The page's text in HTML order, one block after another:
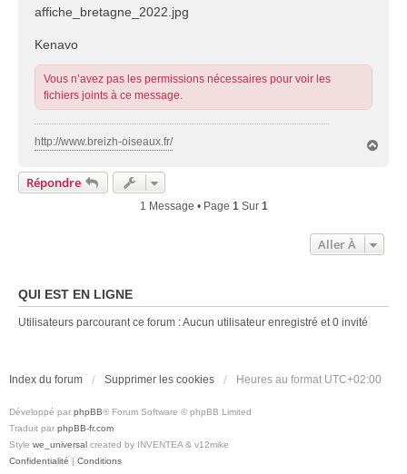
affiche_bretagne_2022.jpg
Kenavo
Vous n’avez pas les permissions nécessaires pour voir les
fichiers joints à ce message.
http://www.breizh-oiseaux.fr/
Répondre
1 Message • Page 1Sur 1
Aller À
QUI EST EN LIGNE
Utilisateurs parcourant ce forum : Aucun utilisateur enregistré et 0 invité
Index du forum Supprimer les cookies Heures au format UTC+02:00
Développé par phpBB® Forum Software © phpBB Limited
Traduit par phpBB-fr.com
Style we_universal created by INVENTEA & v12mike
Confidentialité
Conditions